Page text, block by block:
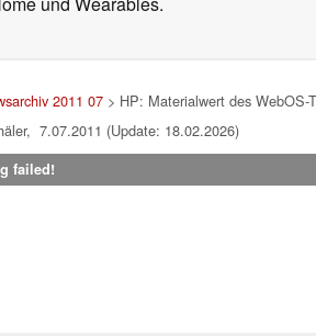
2011 07> HP: Materialwert des WebOS-
7.07.2011 (Update: 18.02.2026)
failed!